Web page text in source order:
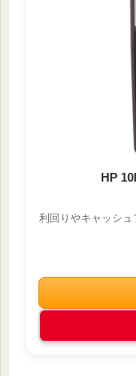
HP
利回りやキャッシ